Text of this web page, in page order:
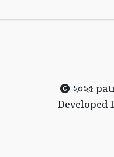
২০২৫
Developed